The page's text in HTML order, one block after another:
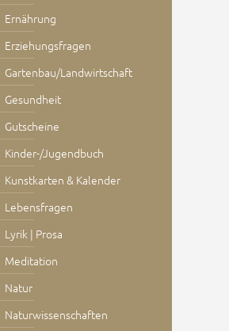
Ernährung
Erziehungsfragen
Gartenbau/Landwirtschaft
Gesundheit
Gutscheine
Kinder-/Jugendbuch
Kunstkarten & Kalender
Lebensfragen
Lyrik | Prosa
Meditation
Natur
Naturwissenschaften